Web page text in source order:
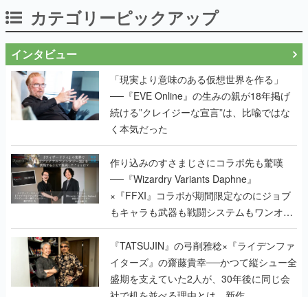
カテゴリーピックアップ
インタビュー
「現実より意味のある仮想世界を作る」
──『EVE Online』の生みの親が18年掲げ
続ける”クレイジーな宣言”は、比喩ではな
く本気だった
作り込みのすさまじさにコラボ先も驚嘆
──『Wizardry Variants Daphne』
×『FFXI』コラボが期間限定なのにジョブ
もキャラも武器も戦闘システムもワンオフ
で作り込まれた理由を両ディレクターに聞
く
『TATSUJIN』の弓削雅稔×『ライデンファ
イターズ』の齋藤貴幸──かつて縦シュー全
盛期を支えていた2人が、30年後に同じ会